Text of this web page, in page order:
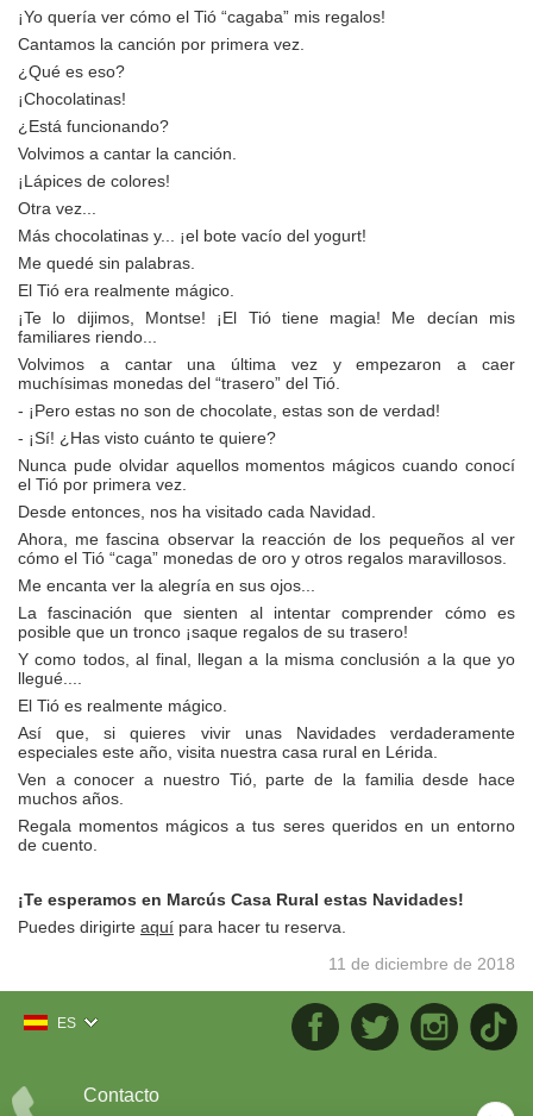
¡Yo quería ver cómo el Tió “cagaba” mis regalos!
Cantamos la canción por primera vez.
¿Qué es eso?
¡Chocolatinas!
¿Está funcionando?
Volvimos a cantar la canción.
¡Lápices de colores!
Otra vez...
Más chocolatinas y... ¡el bote vacío del yogurt!
Me quedé sin palabras.
El Tió era realmente mágico.
¡Te lo dijimos, Montse! ¡El Tió tiene magia! Me decían mis
familiares riendo...
Volvimos a cantar una última vez y empezaron a caer
muchísimas monedas del “trasero” del Tió.
- ¡Pero estas no son de chocolate, estas son de verdad!
- ¡Sí! ¿Has visto cuánto te quiere?
Nunca pude olvidar aquellos momentos mágicos cuando conocí
el Tió por primera vez.
Desde entonces, nos ha visitado cada Navidad.
Ahora, me fascina observar la reacción de los pequeños al ver
cómo el Tió “caga” monedas de oro y otros regalos maravillosos.
Me encanta ver la alegría en sus ojos...
La fascinación que sienten al intentar comprender cómo es
posible que un tronco ¡saque regalos de su trasero!
Y como todos, al final, llegan a la misma conclusión a la que yo
llegué....
El Tió es realmente mágico.
Así que, si quieres vivir unas Navidades verdaderamente
especiales este año, visita nuestra casa rural en Lérida.
Ven a conocer a nuestro Tió, parte de la familia desde hace
muchos años.
Regala momentos mágicos a tus seres queridos en un entorno
de cuento.
¡Te esperamos en Marcús Casa Rural estas Navidades!
Puedes dirigirte aquí para hacer tu reserva.
11 de diciembre de 2018
ES
Contacto